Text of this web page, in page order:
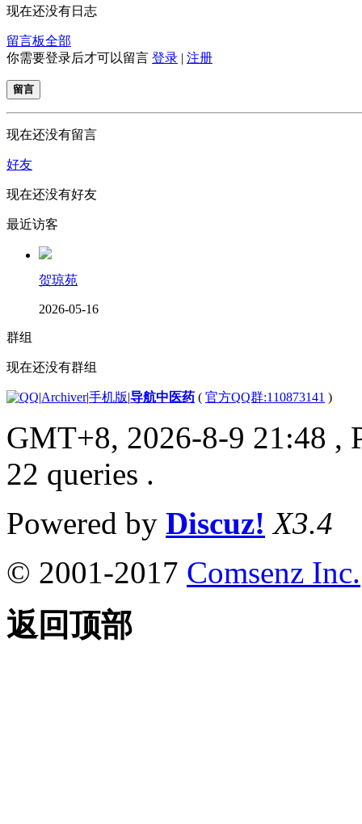
现在还没有日志
留言板全部
你需要登录后才可以留言 登录 | 注册
留言
现在还没有留言
好友
现在还没有好友
最近访客
贺琼苑
2026-05-16
群组
现在还没有群组
|Archiver|手机版|导航中医药 ( 官方QQ群:110873141 )
GMT+8, 2026-8-9 21:48 ,
22 queries .
Powered by Discuz! X3.4
© 2001-2017 Comsenz Inc.
返回顶部